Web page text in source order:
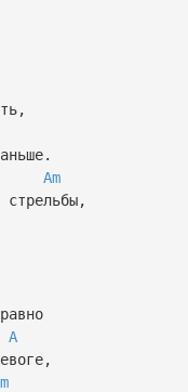
Am
стрельбы,
A